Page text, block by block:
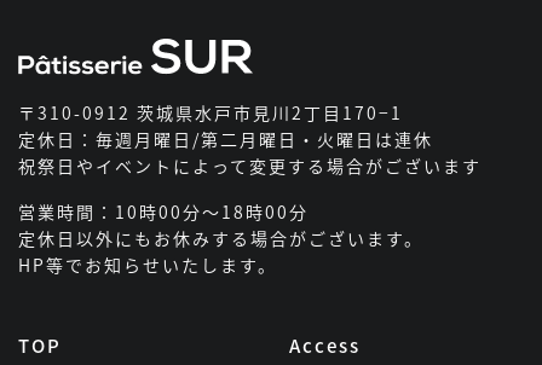
〒310-0912 茨城県水戸市見川2丁目170−1
定休日：毎週月曜日/第二月曜日・火曜日は連休
祝祭日やイベントによって変更する場合がございます
営業時間：10時00分～18時00分
定休日以外にもお休みする場合がございます。
HP等でお知らせいたします。
TOP
Access